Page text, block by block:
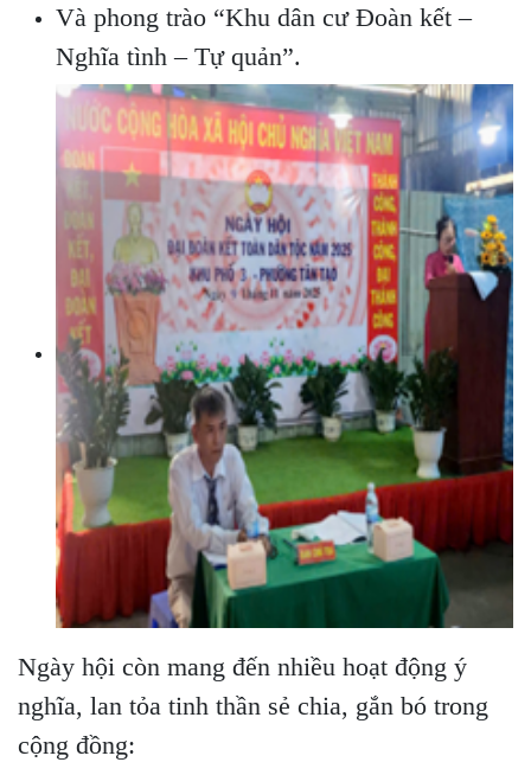
Và phong trào “Khu dân cư Đoàn kết –
Nghĩa tình – Tự quản”.
Ngày hội còn mang đến nhiều hoạt động ý
nghĩa, lan tỏa tinh thần sẻ chia, gắn bó trong
cộng đồng: